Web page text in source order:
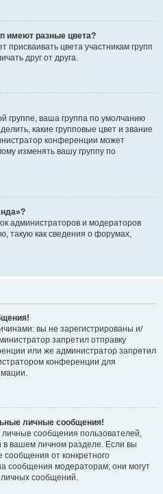
имеют разные цвета?
цвета участникам групп
друг от друга.
группе, ваша группа по умолчанию
какие групповые цвет и звание
конференции может
изменять вашу группу по
администраторов и модераторов
такую как сведения о форумах,
вы не зарегистрированы и/
запретил отправку
или же администратор запретил
конференции для
личные сообщения!
сообщения пользователей,
вашем личном разделе. Если вы
от конкретного
сообщения модераторам; они могут
личных сообщений.